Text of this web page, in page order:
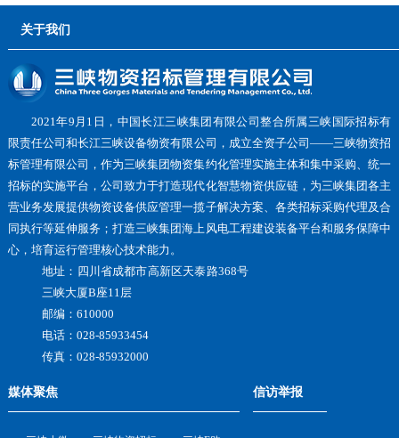
关于我们
2021年9月1日，中国长江三峡集团有限公司整合所属三峡国际招标有
限责任公司和长江三峡设备物资有限公司，成立全资子公司——三峡物资招
标管理有限公司，作为三峡集团物资集约化管理实施主体和集中采购、统一
招标的实施平台，公司致力于打造现代化智慧物资供应链，为三峡集团各主
营业务发展提供物资设备供应管理一揽子解决方案、各类招标采购代理及合
同执行等延伸服务；打造三峡集团海上风电工程建设装备平台和服务保障中
心，培育运行管理核心技术能力。
地址：四川省成都市高新区天泰路368号
三峡大厦B座11层
邮编：610000
电话：028-85933454
传真：028-85932000
媒体聚焦 信访举报